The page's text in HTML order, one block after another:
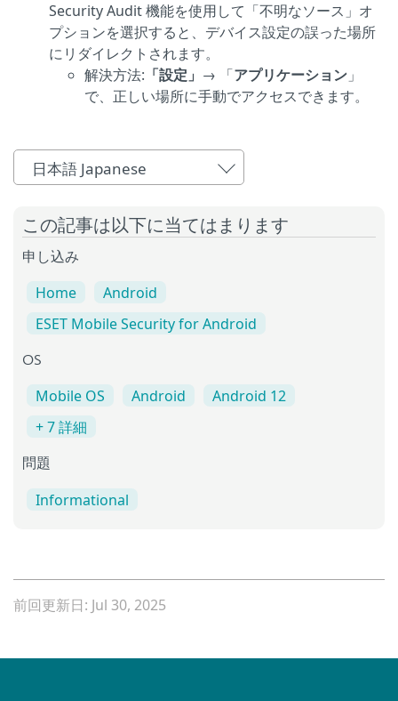
Security Audit 機能を使用して「不明なソース」オ
プションを選択すると、デバイス設定の誤った場所
にリダイレクトされます。
解決方法: 「設定」 → 「アプリケーション 」
で、正しい場所に手動でアクセスできます。
日本語 Japanese
この記事は以下に当てはまります
申し込み
Home
Android
ESET Mobile Security for Android
OS
Mobile OS Android
Android 12
+ 7 詳細
問題
Informational
前回更新日: Jul 30, 2025